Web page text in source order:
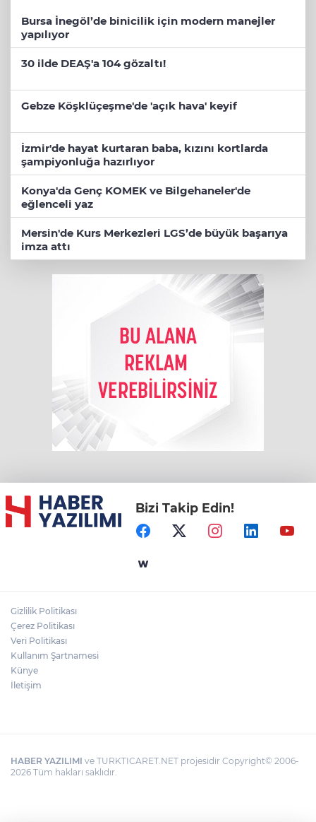
Bursa İnegöl’de binicilik için modern manejler
yapılıyor
30 ilde DEAŞ'a 104 gözaltı!
Gebze Köşklüçeşme'de 'açık hava' keyif
İzmir'de hayat kurtaran baba, kızını kortlarda
şampiyonluğa hazırlıyor
Konya'da Genç KOMEK ve Bilgehaneler'de
eğlenceli yaz
Mersin'de Kurs Merkezleri LGS’de büyük başarıya
imza attı
Bizi Takip Edin!
Gizlilik Politikası
Çerez Politikası
Veri Politikası
Kullanım Şartnamesi
Künye
İletişim
HABER YAZILIMI ve TURKTICARET.NET projesidir Copyright© 2006-
2026 Tüm hakları saklıdır.